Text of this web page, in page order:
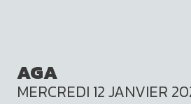
AGA
MERCREDI 12 JANVIER